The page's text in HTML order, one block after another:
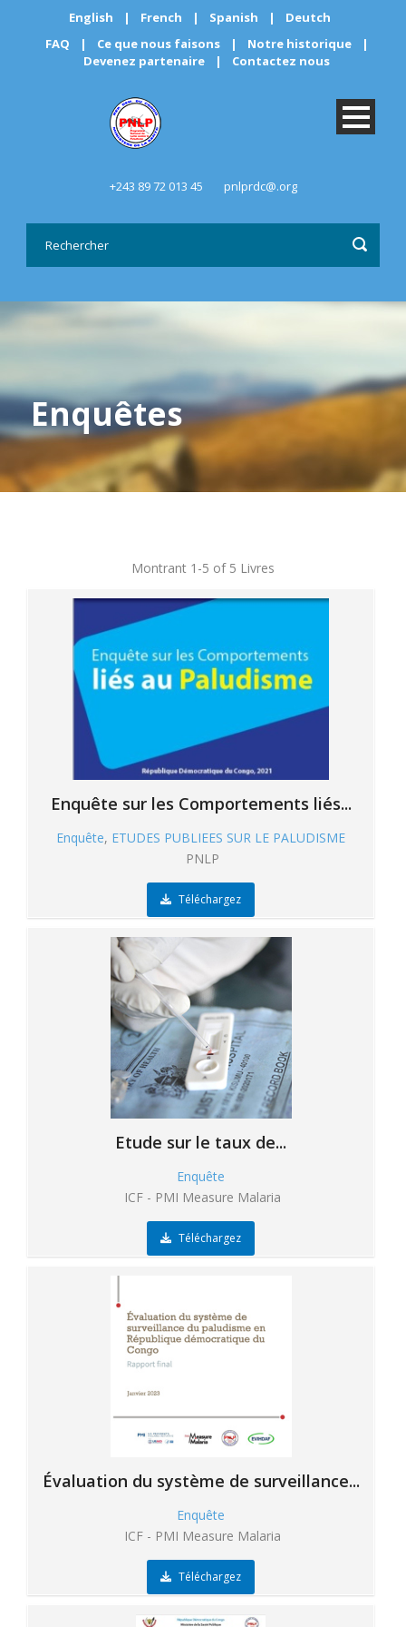
English | French | Spanish |
Deutch
FAQ
| Ce que nous faisons | Notre historique
|
Devenez partenaire
| Contactez nous
+243 89 72 013 45 pnlprdc@.org
Enquêtes
Montrant 1-5 of 5 Livres
Enquête sur les Comportements liés...
Enquête, ETUDES PUBLIEES SUR LE PALUDISME
PNLP
Téléchargez
Etude sur le taux de...
Enquête
ICF - PMI Measure Malaria
Téléchargez
Évaluation du système de surveillance...
Enquête
ICF - PMI Measure Malaria
Téléchargez